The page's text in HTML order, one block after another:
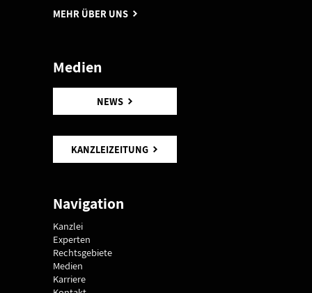
MEHR ÜBER UNS
Medien
NEWS
KANZLEIZEITUNG
Navigation
Kanzlei
Experten
Rechtsgebiete
Medien
Karriere